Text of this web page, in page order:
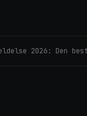
2026: Den